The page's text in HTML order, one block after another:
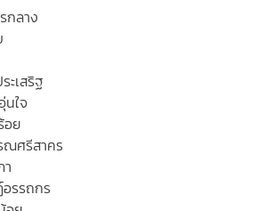
กลาง
ะเสริฐ
นใจ
อย
ณศรีสาคร
รรถกร